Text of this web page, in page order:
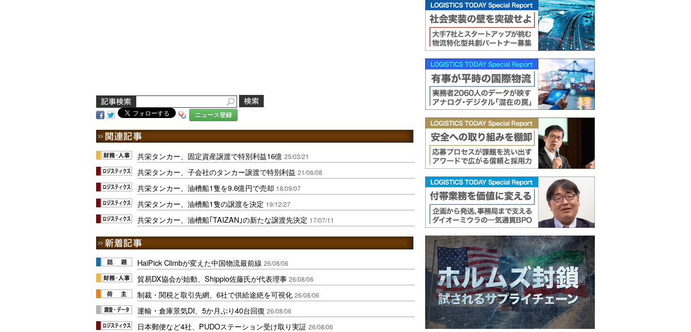
ニュース登録
共栄タンカー、固定資産譲渡で特別利益16億 25/03/21
共栄タンカー、子会社のタンカー譲渡で特別利益 21/06/08
共栄タンカー、油槽船1隻を9.6億円で売却 18/09/07
共栄タンカー、油槽船1隻の譲渡を決定 19/12/27
共栄タンカー、油槽船｢TAIZAN｣の新たな譲渡先決定 17/07/11
HaiPick Climbが変えた中国物流最前線 26/08/06
貿易DX協会が始動、Shippio佐藤氏が代表理事 26/08/06
制裁・関税と取引先網、6社で供給途絶を可視化 26/08/06
運輸・倉庫景気DI、5か月ぶり40台回復 26/08/06
日本郵便など4社、PUDOステーション受け取り実証 26/08/06